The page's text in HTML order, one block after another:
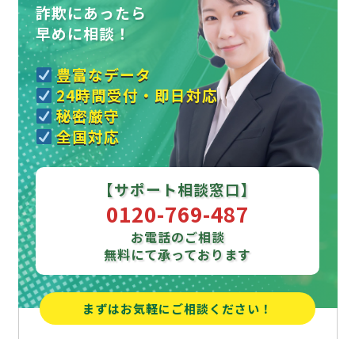
詐欺にあったら
早めに相談！
豊富なデータ
24時間受付・即日対応
秘密厳守
全国対応
【サポート相談窓口】
0120-769-487
お電話のご相談
無料にて承っております
まずはお気軽にご相談ください！